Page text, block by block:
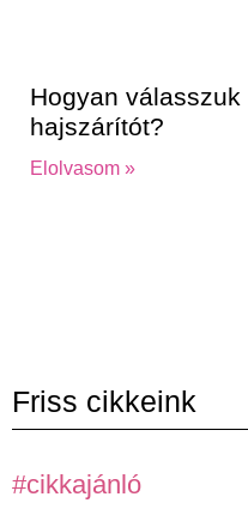
Hogyan
hajszárítót?
Elolvasom »
Friss cikkeink
#cikkajánló